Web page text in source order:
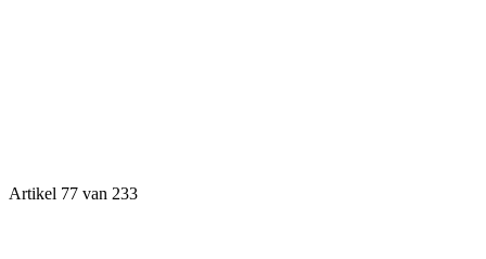
Artikel 77 van 233